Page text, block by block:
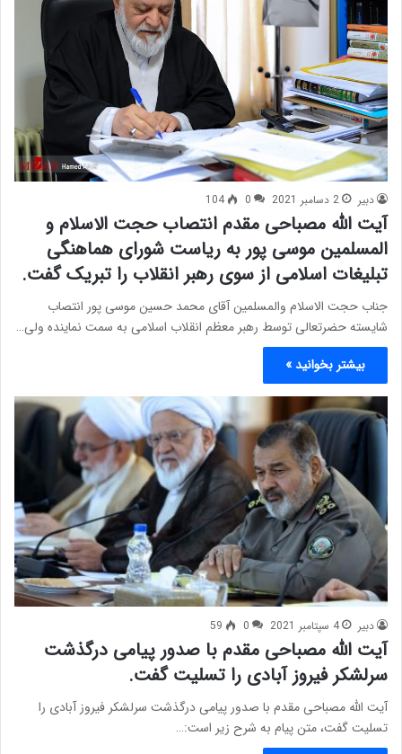
دبیر 2 دسامبر 2021 0
104
آیت الله مصباحی مقدم انتصاب حجت الاسلام و
المسلمین موسی پور به ریاست شورای هماهنگی
تبلیغات اسلامی از سوی رهبر انقلاب را تبریک گفت.
جناب حجت الاسلام والمسلمین آقای محمد حسین موسی پور انتصاب
شایسته حضرتعالی توسط رهبر معظم انقلاب اسلامی به سمت نماینده ولی…
بیشتر بخوانید »
دبیر 4 سپتامبر 2021 0
59
آیت الله مصباحی مقدم با صدور پیامی درگذشت
سرلشکر فیروز آبادی را تسلیت گفت.
آیت الله مصباحی مقدم با صدور پیامی درگذشت سرلشکر فیروز آبادی را
تسلیت گفت، متن پیام به شرح زیر است:…